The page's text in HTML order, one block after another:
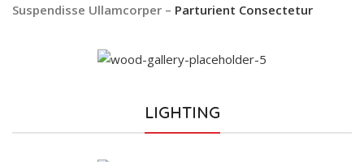
Suspendisse Ullamcorper – Parturient Consectetur
LIGHTING